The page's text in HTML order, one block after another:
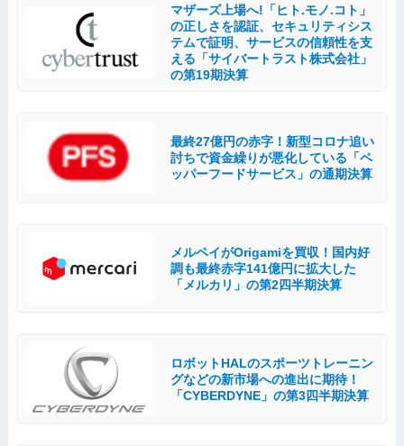
マザーズ上場へ!「ヒト.モノ.コト」
の正しさを認証、セキュリティシス
テムで証明、サービスの信頼性を支
える「サイバートラスト株式会社」
の第19期決算
最終27億円の赤字！新型コロナ追い
討ちで資金繰りが悪化している「ペ
ッパーフードサービス」の通期決算
メルペイがOrigamiを買収！国内好
調も最終赤字141億円に拡大した
「メルカリ」の第2四半期決算
ロボットHALのスポーツトレーニン
グなどの新市場への進出に期待！
「CYBERDYNE」の第3四半期決算